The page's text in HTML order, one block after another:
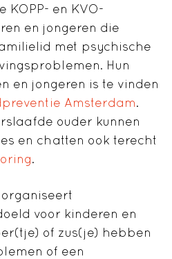
KOPP- en KVO-
en jongeren die
met psychische
Hun
en jongeren is te vinden
Amsterdam.
ouder kunnen
en chatten ook terecht
.
organiseert
voor kinderen en
of zus(je) hebben
of een